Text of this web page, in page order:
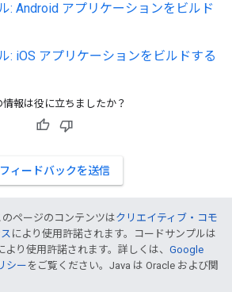
: Android アプリケーションをビルド
: iOS アプリケーションをビルドする
情報は役に立ちましたか？
フィードバックを送信
ページのコンテンツはクリエイティブ・コモ
により使用許諾されます。コードサンプルは
より使用許諾されます。詳しくは、 Google
シー をご覧ください。Java は Oracle および関